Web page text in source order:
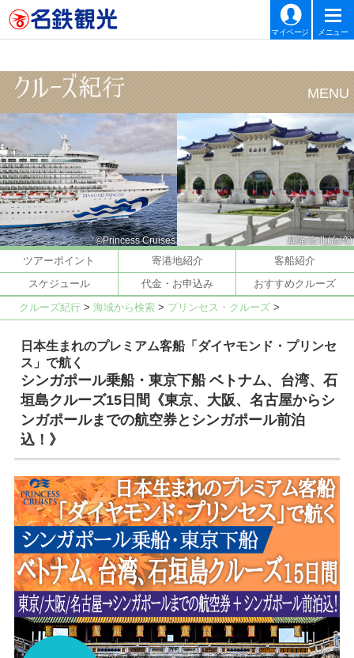
マイページ メニュー
©Princess Cruises 基隆/台北(台湾)
ツアーポイント 寄港地紹介
客船紹介
スケジュール
代金・お申込み おすすめクルーズ
クルーズ紀行> 海域から検索> プリンセス・クルーズ>
日本生まれのプレミアム客船「ダイヤモンド・プリンセ
ス」で航く
シンガポール乗船・東京下船 ベトナム、台湾、石
垣島クルーズ15日間《東京、大阪、名古屋からシ
ンガポールまでの航空券とシンガポール前泊
込！》